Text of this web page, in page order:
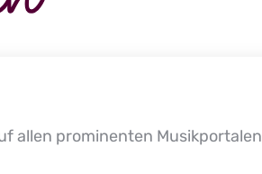
allen prominenten Musikportalen